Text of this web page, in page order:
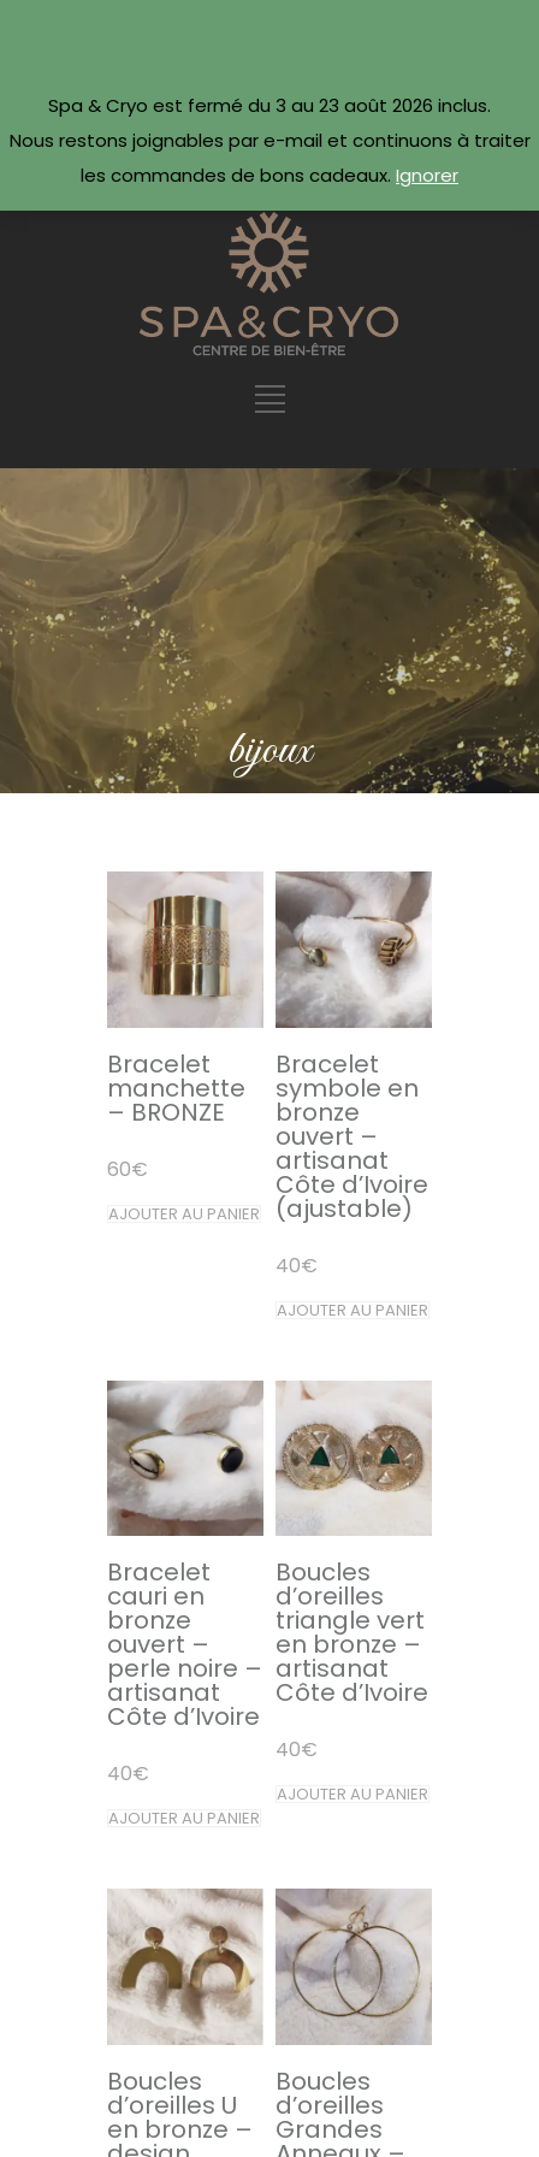
Réserver maintenant ·
bijoux
Bracelet
manchette
– BRONZE
60€
AJOUTER AU PANIER
Bracelet
symbole en
bronze
ouvert –
artisanat
Côte d’Ivoire
(ajustable)
40€
AJOUTER AU PANIER
Bracelet
cauri en
bronze
ouvert –
perle noire –
artisanat
Côte d’Ivoire
40€
AJOUTER AU PANIER
Boucles
d’oreilles
triangle vert
en bronze –
artisanat
Côte d’Ivoire
40€
AJOUTER AU PANIER
Boucles
d’oreilles U
en bronze –
Boucles
d’oreilles
Grandes
Spa & Cryo est fermé du 3 au 23 août 2026 inclus.
Nous restons joignables par e-mail et continuons à traiter
les commandes de bons cadeaux. Ignorer